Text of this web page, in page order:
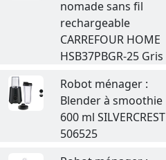
nomade sans fil
rechargeable
CARREFOUR HOME
HSB37PBGR-25 Gris
Robot ménager :
Blender à smoothie
600 ml SILVERCREST
506525